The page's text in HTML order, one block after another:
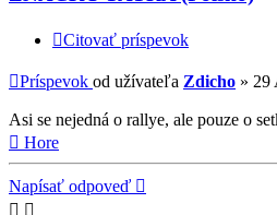
Citovať príspevok
Príspevok od užívateľa Zdicho » 29
Asi se nejedná o rallye, ale pouze o
Hore
Napísať odpoveď